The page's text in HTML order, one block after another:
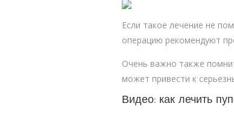
Если такое лечение не
операцию рекомендуют
Очень важно также
может привести к
Видео: как лечить